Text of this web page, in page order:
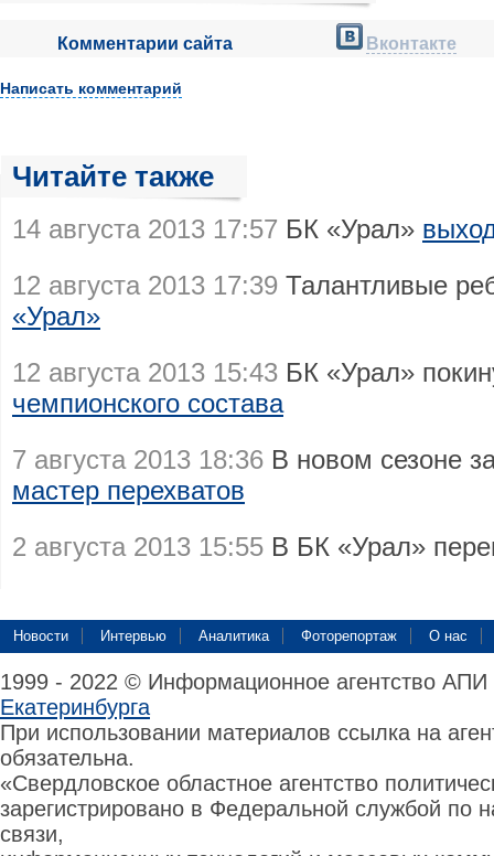
Комментарии сайта Вконтакте
Написать комментарий
Читайте также
14 августа 2013 17:57 БК «Урал»
12 августа 2013 17:39 Талантливые
«Урал»
12 августа 2013 15:43 БК «Урал»
чемпионского состава
7 августа 2013 18:36 В новом сезоне
мастер перехватов
2 августа 2013 15:55 В БК «Урал»
Новости Интервью Аналитика Фоторепортаж О нас
1999 - 2022 © Информационное агентство
Екатеринбурга
При использовании материалов ссылка на
обязательна.
«Свердловское областное агентство
зарегистрировано в Федеральной службой по
связи,